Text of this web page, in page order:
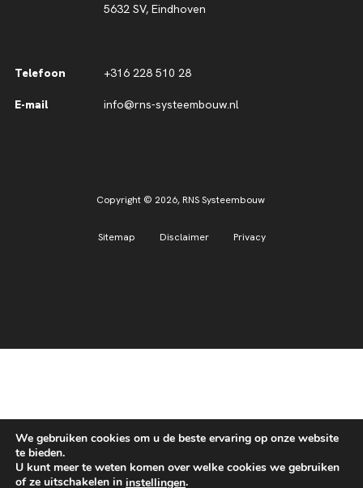
5632 SV, Eindhoven
Telefoon +316 228 510 28
E-mail info@rns-systeembouw.nl
Copyright © 2026, RNS Systeembouw
Sitemap Disclaimer Privacy
We gebruiken cookies om u de beste ervaring op onze website
te bieden.
U kunt meer te weten komen over welke cookies we gebruiken
of ze uitschakelen in instellingen.